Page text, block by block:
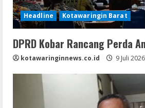
Headline Kotawaringin Barat
DPRD Kobar Rancang Perda
kotawaringinnews.co.id 9 Juli 2026